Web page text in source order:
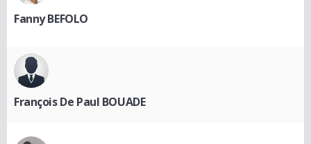
Fanny BEFOLO
François De Paul BOUADE